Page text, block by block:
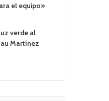
el equipo»
verde al
Martínez